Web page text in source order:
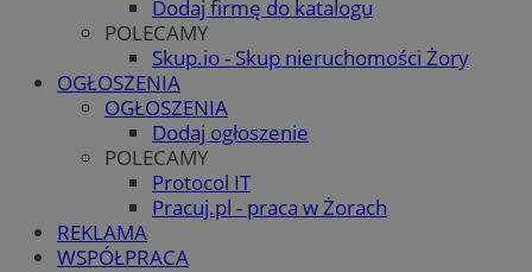
Dodaj firmę do katalogu
POLECAMY
Skup.io - Skup nieruchomości Żory
OGŁOSZENIA
OGŁOSZENIA
Dodaj ogłoszenie
POLECAMY
Protocol IT
Pracuj.pl - praca w Żorach
REKLAMA
WSPÓŁPRACA